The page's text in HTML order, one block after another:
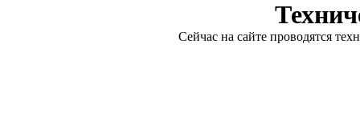
Сейчас на сайте проводятся